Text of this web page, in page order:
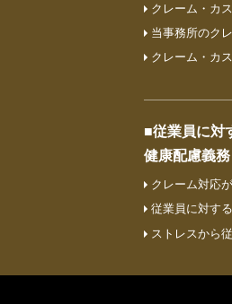
クレーム・カ
当事務所のク
クレーム・カ
■従業員に対
健康配慮義務
クレーム対応
従業員に対す
ストレスから